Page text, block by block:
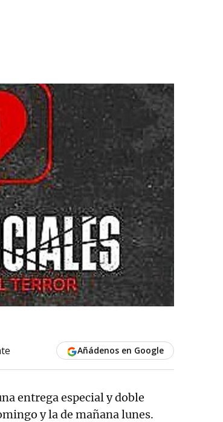
Añádenos en Google
entrega especial y doble
y la de mañana lunes.